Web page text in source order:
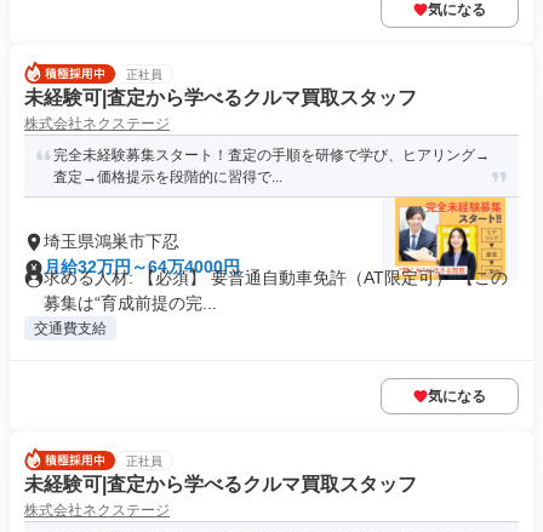
気になる
正社員
未経験可|査定から学べるクルマ買取スタッフ
株式会社ネクステージ
完全未経験募集スタート！査定の手順を研修で学び、ヒアリング→
査定→価格提示を段階的に習得で...
埼玉県鴻巣市下忍
月給32万円～64万4000円
求める人材: 【必須】 要普通自動車免許（AT限定可） 【この
募集は“育成前提の完...
交通費支給
気になる
正社員
未経験可|査定から学べるクルマ買取スタッフ
株式会社ネクステージ